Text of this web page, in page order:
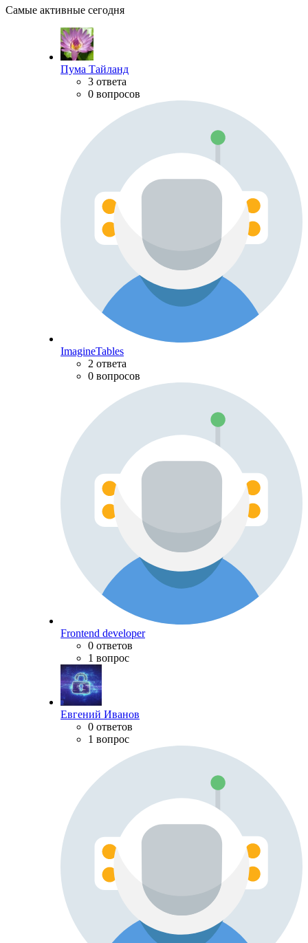
Самые активные сегодня
Пума Тайланд
3 ответа
0 вопросов
ImagineTables
2 ответа
0 вопросов
Frontend developer
0 ответов
1 вопрос
Евгений Иванов
0 ответов
1 вопрос